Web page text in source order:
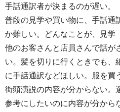
手話通訳者が決まるのが遅い。
普段の見学や買い物に、手話通
か難しい。どんなことが、見学
他のお客さんと店員さんで話が
い。髪を切りに行くときでも、
に手話通訳などほしい。服を買
街頭演説の内容が分からない。
参考にしたいのに内容が分から